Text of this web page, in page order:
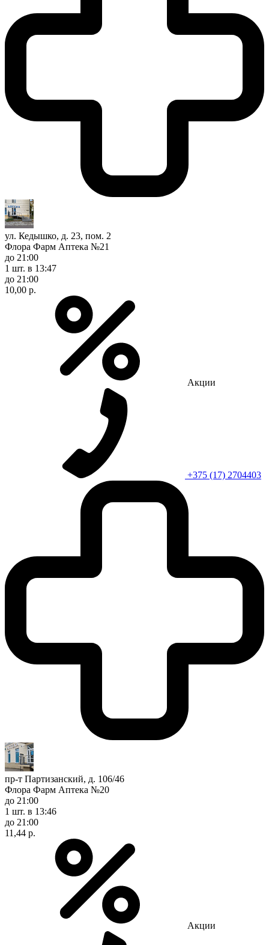
ул. Кедышко, д. 23, пом. 2
Флора Фарм Аптека №21
до 21:00
1 шт. в 13:47
до 21:00
10,00 р.
Акции
+375 (17) 2704403
пр-т Партизанский, д. 106/46
Флора Фарм Аптека №20
до 21:00
1 шт. в 13:46
до 21:00
11,44 р.
Акции